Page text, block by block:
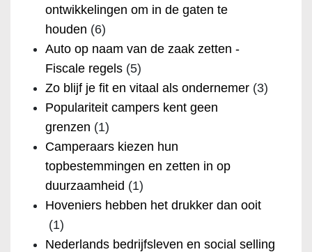
ontwikkelingen om in de gaten te
houden (6)
Auto op naam van de zaak zetten -
Fiscale regels (5)
Zo blijf je fit en vitaal als ondernemer (3)
Populariteit campers kent geen
grenzen (1)
Camperaars kiezen hun
topbestemmingen en zetten in op
duurzaamheid (1)
Hoveniers hebben het drukker dan ooit
(1)
Nederlands bedrijfsleven en social selling